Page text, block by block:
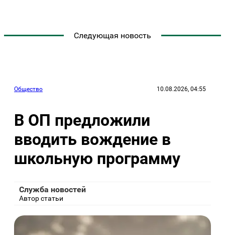
Следующая новость
Общество 10.08.2026, 04:55
В ОП предложили
вводить вождение в
школьную программу
Служба новостей
Автор статьи